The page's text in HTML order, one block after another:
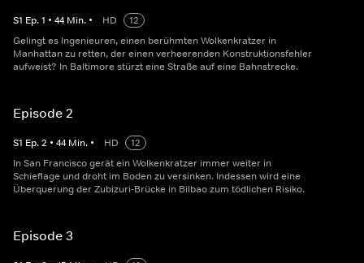
S1 Ep.1 • 44 Min. • HD
12
Gelingt es Ingenieuren, einen berühmten Wolkenkratzer in
Manhattan zu retten, der einen verheerenden Konstruktionsfehler
aufweist? In Baltimore stürzt eine Straße auf eine Bahnstrecke.
Episode 2
S1 Ep.2 • 44 Min. • HD
12
In San Francisco gerät ein Wolkenkratzer immer weiter in
Schieflage und droht im Boden zu versinken. Indessen wird eine
Überquerung der Zubizuri-Brücke in Bilbao zum tödlichen Risiko.
Episode 3